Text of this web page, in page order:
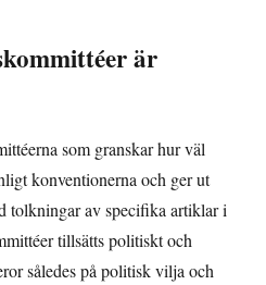
är
som granskar hur väl
konventionerna och ger ut
tolkningar av specifika artiklar i
tillsätts politiskt och
således på politisk vilja och